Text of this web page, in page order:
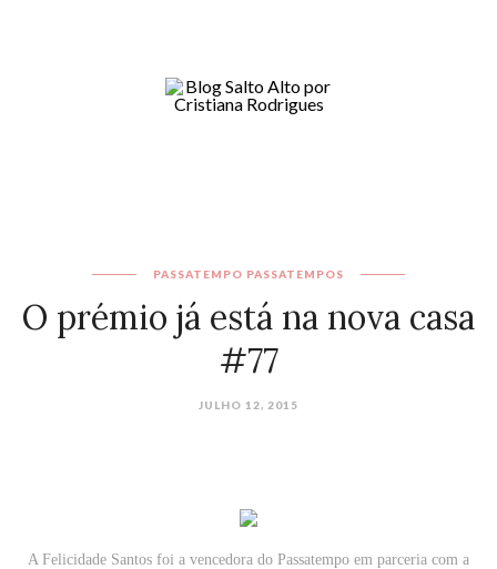
PASSATEMPO PASSATEMPOS
O prémio já está na nova casa
#77
JULHO 12, 2015
A Felicidade Santos foi a vencedora do Passatempo em parceria com a